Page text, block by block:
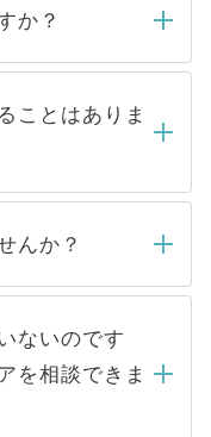
メールもしくは
はご連絡をせて
くお待ちくださ
か？
っている求人の
らご覧いただ
。非公開求人は
には公開してい
気のある医療機
募が殺到する場
に合った人材の
るケースが増え
ことはありま
は一切ありませ
内定をいただい
せん。内定先へ
ートナーが行い
。
んか？
はありませんの
イトからの登録
の個人情報は、
よび転職活動の
す。お預かりし
ないのです
を相談できま